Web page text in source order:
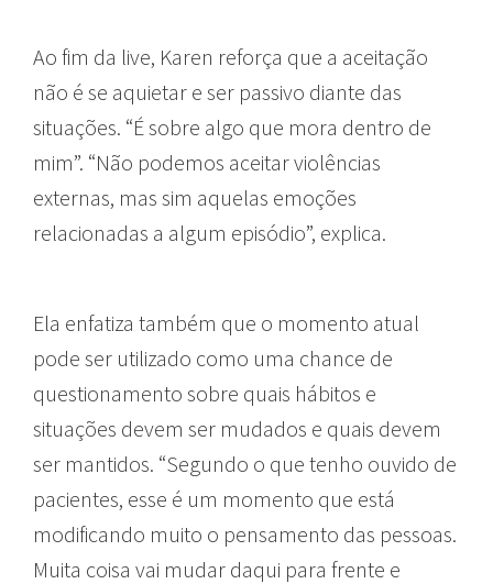
Ao fim da live, Karen reforça que a aceitação
não é se aquietar e ser passivo diante das
situações. “É sobre algo que mora dentro de
mim”. “Não podemos aceitar violências
externas, mas sim aquelas emoções
relacionadas a algum episódio”, explica.
Ela enfatiza também que o momento atual
pode ser utilizado como uma chance de
questionamento sobre quais hábitos e
situações devem ser mudados e quais devem
ser mantidos. “Segundo o que tenho ouvido de
pacientes, esse é um momento que está
modificando muito o pensamento das pessoas.
Muita coisa vai mudar daqui para frente e